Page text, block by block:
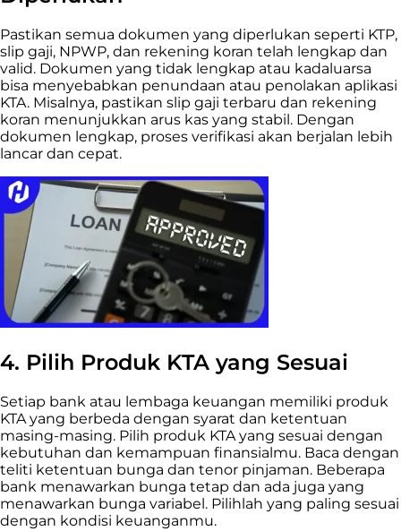
Pastikan semua dokumen yang diperlukan seperti KTP,
slip gaji, NPWP, dan rekening koran telah lengkap dan
valid. Dokumen yang tidak lengkap atau kadaluarsa
bisa menyebabkan penundaan atau penolakan aplikasi
KTA. Misalnya, pastikan slip gaji terbaru dan rekening
koran menunjukkan arus kas yang stabil. Dengan
dokumen lengkap, proses verifikasi akan berjalan lebih
lancar dan cepat.
4. Pilih Produk KTA yang Sesuai
Setiap bank atau lembaga keuangan memiliki produk
KTA yang berbeda dengan syarat dan ketentuan
masing-masing. Pilih produk KTA yang sesuai dengan
kebutuhan dan kemampuan finansialmu. Baca dengan
teliti ketentuan bunga dan tenor pinjaman. Beberapa
bank menawarkan bunga tetap dan ada juga yang
menawarkan bunga variabel. Pilihlah yang paling sesuai
dengan kondisi keuanganmu.